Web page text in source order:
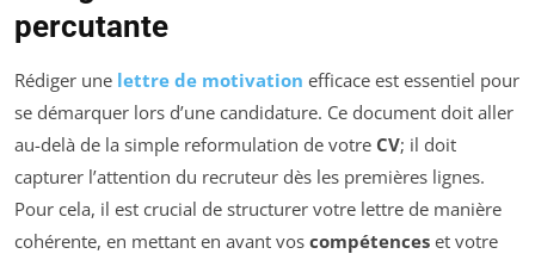
percutante
Rédiger une lettre de motivation efficace est essentiel pour
se démarquer lors d’une candidature. Ce document doit aller
au-delà de la simple reformulation de votre CV; il doit
capturer l’attention du recruteur dès les premières lignes.
Pour cela, il est crucial de structurer votre lettre de manière
cohérente, en mettant en avant vos compétences et votre